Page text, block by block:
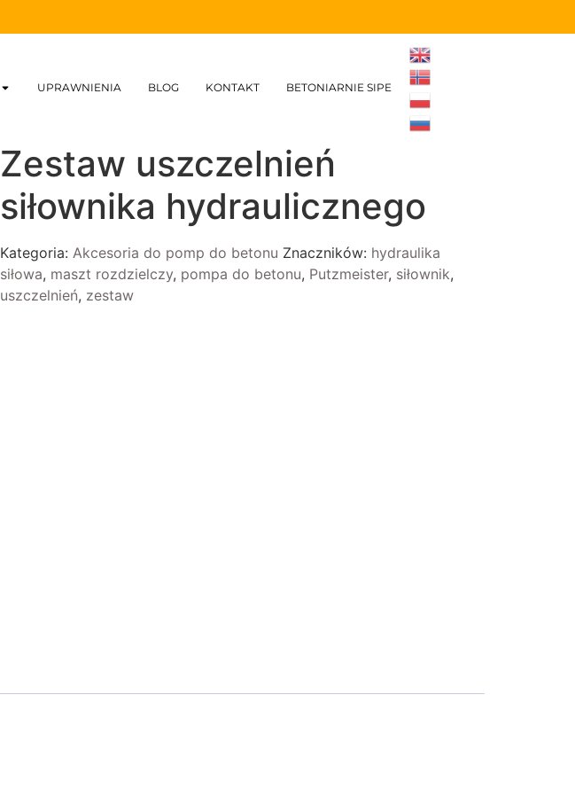
UPRAWNIENIA BLOG KONTAKT BETONIARNIE SIPE
Zestaw uszczelnień
siłownika hydraulicznego
Kategoria: Akcesoria do pomp do betonu Znaczników: hydraulika
siłowa, maszt rozdzielczy, pompa do betonu, Putzmeister, siłownik,
uszczelnień, zestaw